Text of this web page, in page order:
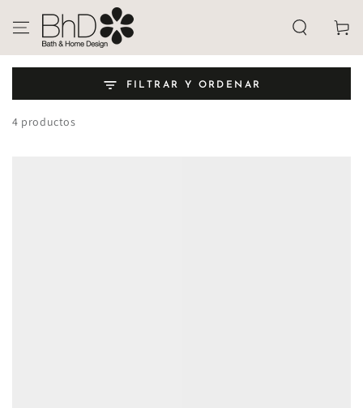
CONTENIDO
Carrito
FILTRAR Y ORDENAR
4 productos